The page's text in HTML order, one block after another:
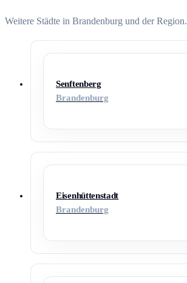
Weitere Städte in Brandenburg und der Region.
Senftenberg
Brandenburg
Eisenhüttenstadt
Brandenburg